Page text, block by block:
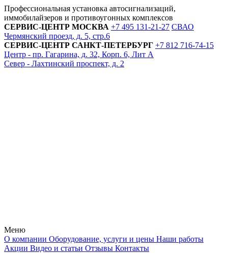
Профессиональная установка автосигнализаций,
иммобилайзеров и противоугонных комплексов
СЕРВИС-ЦЕНТР МОСКВА +7 495 131-21-27 СВАО
Чермянский проезд, д. 5, стр.6
СЕРВИС-ЦЕНТР САНКТ-ПЕТЕРБУРГ +7 812 716-74-15
Центр - пр. Гагарина, д. 32, Корп. 6, Лит А
Север - Лахтинский проспект, д. 2
Меню
О компании Оборудование, услуги и цены Наши работы
Акции Видео и статьи Отзывы Контакты